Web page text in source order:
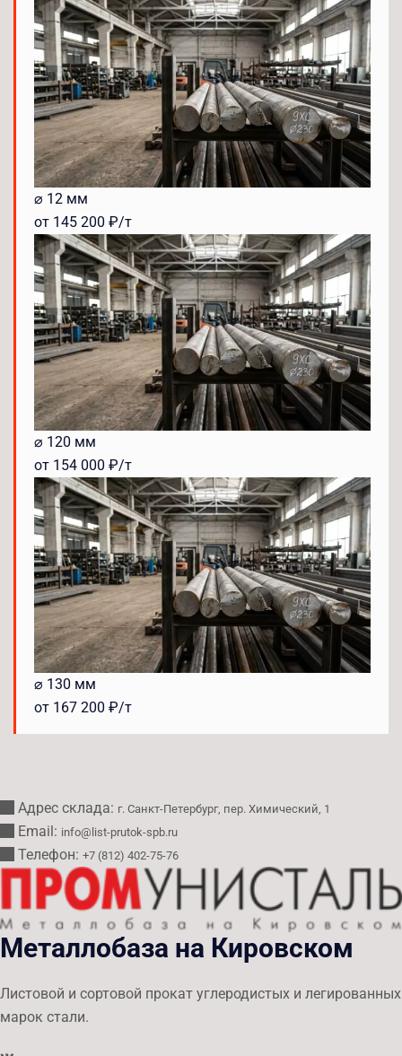
⌀ 12 мм
от 145 200 ₽/т
⌀ 120 мм
от 154 000 ₽/т
⌀ 130 мм
от 167 200 ₽/т
Адрес склада: г. Санкт-Петербург, пер. Химический, 1
Email: info@list-prutok-spb.ru
Телефон: +7 (812) 402-75-76
Металлобаза на Кировском
Листовой и сортовой прокат углеродистых и легированных
марок стали.